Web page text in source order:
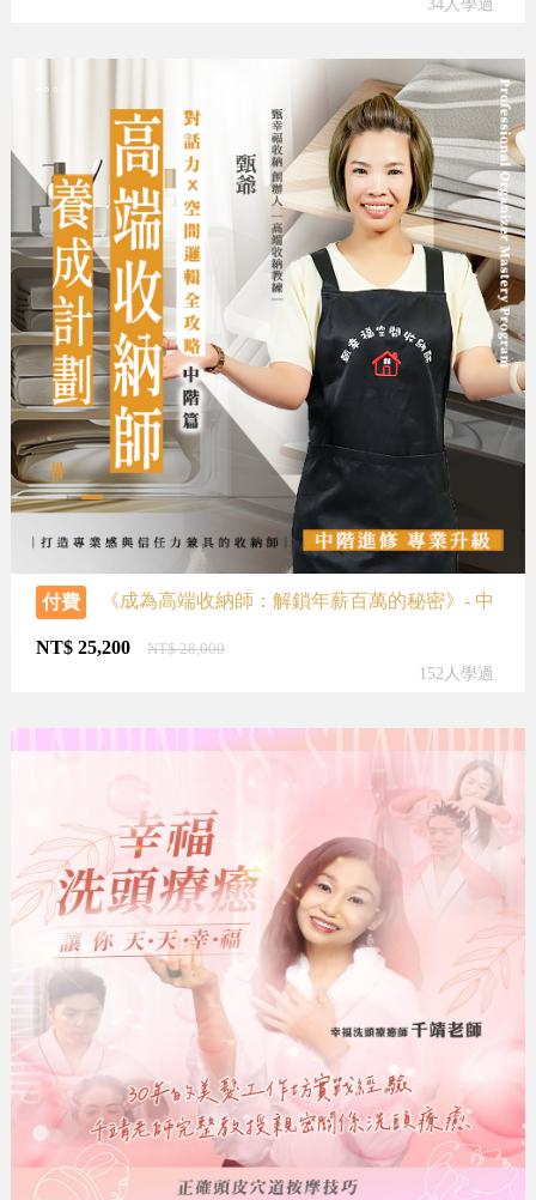
34人學過
付費
《成為高端收納師：解鎖年薪百萬的秘密》- 中
階課程
NT$25,200 NT$28,000
152人學過